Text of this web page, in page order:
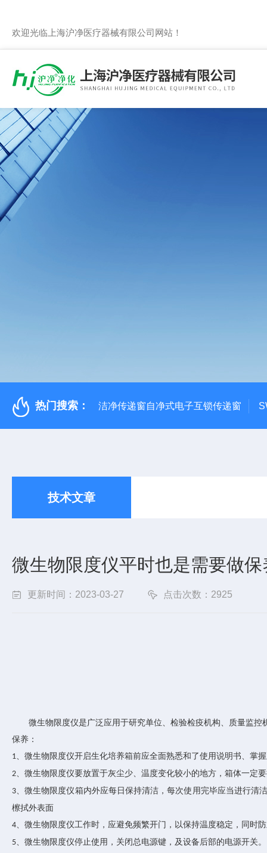
欢迎光临上海沪净医疗器械有限公司网站！
热门搜索： 洁净传递窗自净式电子互锁传递窗
技术文章
微生物限度仪平时也是需要做
更新时间：2023-03-27 点击次数：2925
微生物限度仪是广泛应用于研究单位、检验检疫机构、质量监
保养：
1、微生物限度仪开启生化培养箱前应全面熟悉和了使用说明书、掌
2、微生物限度仪要放置于灰尘少、温度变化较小的地方，箱体一定
3、微生物限度仪箱内外应每日保持清洁，每次使用完毕应当进行清
檫拭外表面
4、微生物限度仪工作时，应避免频繁开门，以保持温度稳定，同时
5、微生物限度仪停止使用，关闭总电源键，及设备后部的电源开关。